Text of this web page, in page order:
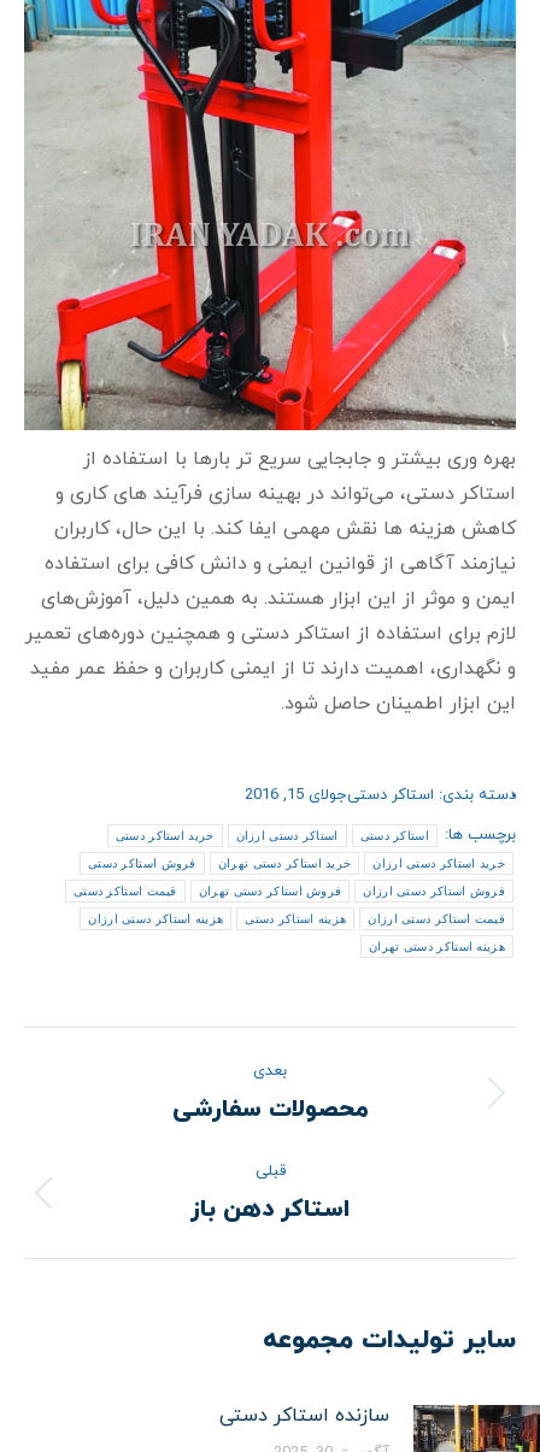
بهره‌ وری بیشتر و جابجایی سریع‌ تر بارها با استفاده از
استاکر دستی، می‌تواند در بهینه‌ سازی فرآیند های کاری و
کاهش هزینه‌ ها نقش مهمی ایفا کند. با این حال، کاربران
نیازمند آگاهی از قوانین ایمنی و دانش کافی برای استفاده
ایمن و موثر از این ابزار هستند. به همین دلیل، آموزش‌های
لازم برای استفاده از استاکر دستی و همچنین دوره‌های تعمیر
و نگهداری، اهمیت دارند تا از ایمنی کاربران و حفظ عمر مفید
این ابزار اطمینان حاصل شود.
دسته بندی: استاکر دستیجولای 15, 2016
برچسب ها:
استاکر دستی استاکر دستی ارزان خرید استاکر دستی
خرید استاکر دستی ارزان خرید استاکر دستی تهران فروش استاکر دستی
فروش استاکر دستی ارزان فروش استاکر دستی تهران قیمت استاکر دستی
قیمت استاکر دستی ارزان هزینه استاکر دستی هزینه استاکر دستی ارزان
هزینه استاکر دستی تهران
نوشته
قبلی
نوشته
استاکر دهن باز
بعدی
نوشته
محصولات سفارشی
سایر تولیدات مجموعه
سازنده استاکر دستی